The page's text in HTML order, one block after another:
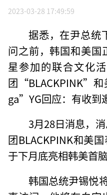
2023-03-28 17:49:59
据悉，在尹总统
问之前，韩国和美国
星参加的联合文化
团“BLACKPINK”
ga”YG回应：有收到
3月28日消息，
团BLACKPINK和美
于下月底亮相韩美首
韩国总统尹锡悦